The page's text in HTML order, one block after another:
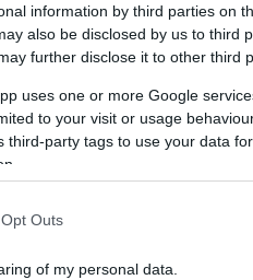
information by third parties on
also be disclosed by us to third
further disclose it to other third
uses one or more Google
to your visit or usage
third-party tags to use your data
Outs
of my personal data.